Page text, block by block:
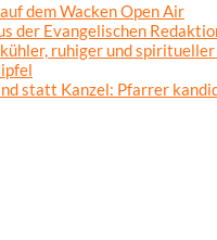
dem Wacken Open Air
der Evangelischen
kühler, ruhiger und
statt Kanzel: Pfarrer